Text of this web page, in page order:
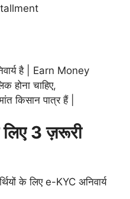
है | Earn Money
होना चाहिए,
किसान पात्र हैं |
3 ज़रूरी
के लिए e-KYC अनिवार्य